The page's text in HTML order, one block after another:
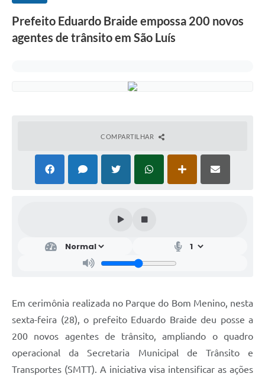
Prefeito Eduardo Braide empossa 200 novos
agentes de trânsito em São Luís
COMPARTILHAR
Em cerimônia realizada no Parque do Bom Menino, nesta
sexta-feira (28), o prefeito Eduardo Braide deu posse a
200 novos agentes de trânsito, ampliando o quadro
operacional da Secretaria Municipal de Trânsito e
Transportes (SMTT). A iniciativa visa intensificar as ações